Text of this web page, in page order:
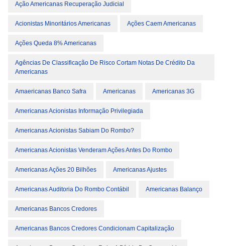
Ação Americanas Recuperação Judicial
Acionistas Minoritários Americanas Ações Caem Americanas
Ações Queda 8% Americanas
Agências De Classificação De Risco Cortam Notas De Crédito Da
Americanas
Amaericanas Banco Safra Americanas Americanas 3G
Americanas Acionistas Informação Privilegiada
Americanas Acionistas Sabiam Do Rombo?
Americanas Acionistas Venderam Ações Antes Do Rombo
Americanas Ações 20 Bilhões Americanas Ajustes
Americanas Auditoria Do Rombo Contábil Americanas Balanço
Americanas Bancos Credores
Americanas Bancos Credores Condicionam Capitalização